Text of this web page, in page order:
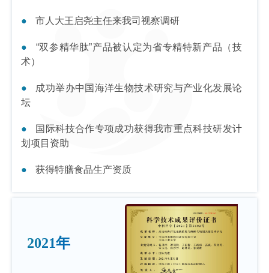
市人大王启尧主任来我司视察调研
“双参精华肽”产品被认定为省专精特新产品（技
术）
成功举办中国海洋生物技术研究与产业化发展论
坛
国际科技合作专项成功获得我市重点科技研发计
划项目资助
获得特膳食品生产资质
2021年